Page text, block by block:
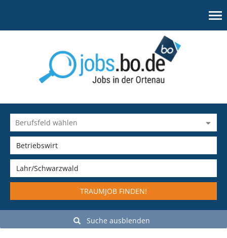
TRAUMJOB FINDEN!
Suche ausblenden